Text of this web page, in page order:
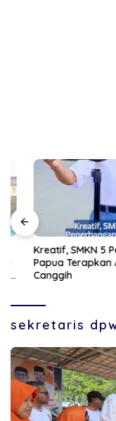
Kreatif, SMKN 5
Papua Terapkan
Canggih
sekretaris